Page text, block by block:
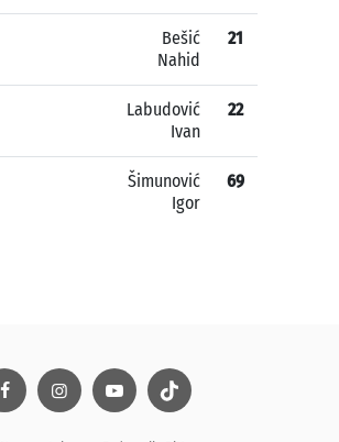
Bešić
Nahid
21
Labudović
Ivan
22
Šimunović
Igor
69